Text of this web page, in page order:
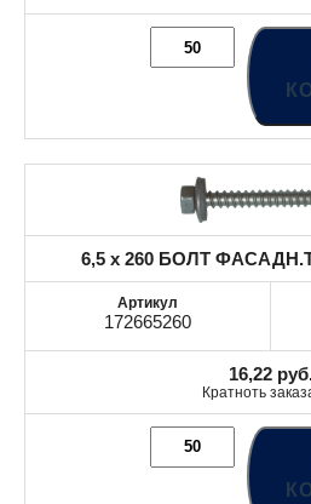
6,5 x 260 БОЛТ
172665260
16,22
Кратноть